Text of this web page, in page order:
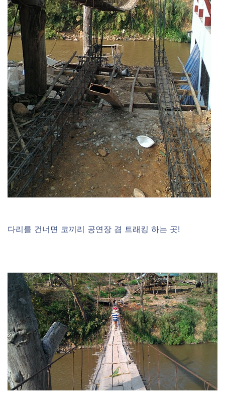
다리를 건너면 코끼리 공연장 겸 트래킹 하는 곳!